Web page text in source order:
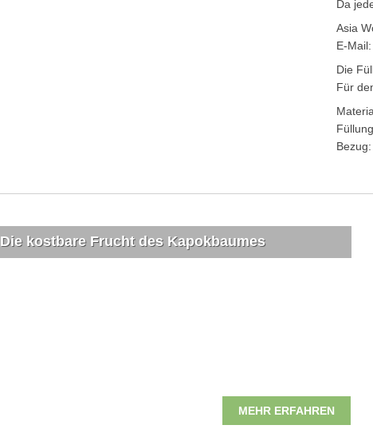
Da
Asia
E-
Die
Für
Die kostbare Frucht des Kapokbaumes
MEHR ERFAHREN